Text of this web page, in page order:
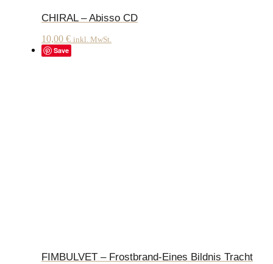
CHIRAL – Abisso CD
10,00 € inkl. MwSt.
Save
FIMBULVET – Frostbrand-Eines Bildnis Tracht